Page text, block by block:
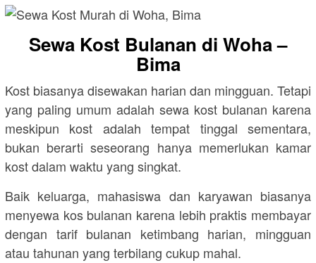
Sewa Kost Bulanan di Woha –
Bima
Kost biasanya disewakan harian dan mingguan. Tetapi
yang paling umum adalah sewa kost bulanan karena
meskipun kost adalah tempat tinggal sementara,
bukan berarti seseorang hanya memerlukan kamar
kost dalam waktu yang singkat.
Baik keluarga, mahasiswa dan karyawan biasanya
menyewa kos bulanan karena lebih praktis membayar
dengan tarif bulanan ketimbang harian, mingguan
atau tahunan yang terbilang cukup mahal.